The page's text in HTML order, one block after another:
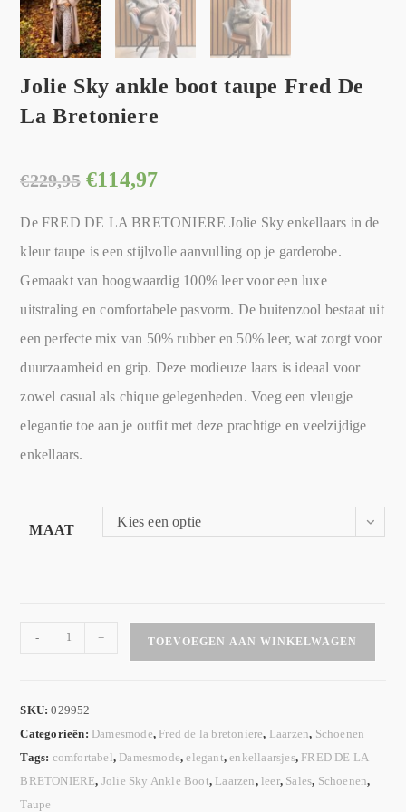
Jolie Sky ankle boot taupe Fred De
La Bretoniere
€229,95 €114,97
De FRED DE LA BRETONIERE Jolie Sky enkellaars in de
kleur taupe is een stijlvolle aanvulling op je garderobe.
Gemaakt van hoogwaardig 100% leer voor een luxe
uitstraling en comfortabele pasvorm. De buitenzool bestaat uit
een perfecte mix van 50% rubber en 50% leer, wat zorgt voor
duurzaamheid en grip. Deze modieuze laars is ideaal voor
zowel casual als chique gelegenheden. Voeg een vleugje
elegantie toe aan je outfit met deze prachtige en veelzijdige
enkellaars.
MAAT
Kies een optie
- + TOEVOEGEN AAN WINKELWAGEN
SKU:029952
Categorieën: Damesmode, Fred de la bretoniere, Laarzen, Schoenen
Tags: comfortabel, Damesmode,elegant,enkellaarsjes, FRED DE LA
BRETONIERE, Jolie Sky Ankle Boot, Laarzen, leer, Sales, Schoenen,
Taupe